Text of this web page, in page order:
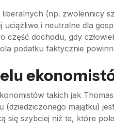
(np. zwolennicy
uciążliwe i neutralne dla
część dochodu, gdy
podatku faktycznie
takich jak
(dziedziczonego majątku)
się szybciej niż te, które